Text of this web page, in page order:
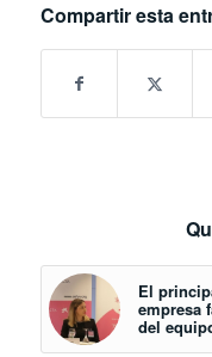
Compartir esta
El
empresa
del